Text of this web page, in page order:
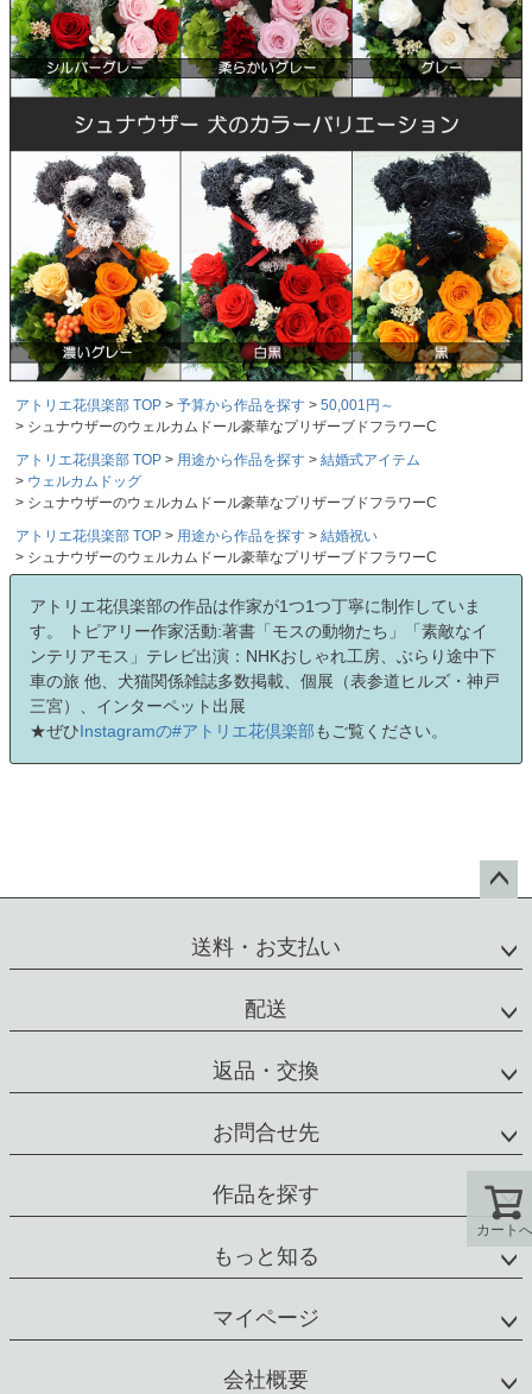
アトリエ花倶楽部 TOP 予算から作品を探す
50,001円～
シュナウザーのウェルカムドール豪華なプリザーブドフラワーC
アトリエ花倶楽部 TOP
用途から作品を探す
結婚式アイテム
ウェルカムドッグ
シュナウザーのウェルカムドール豪華なプリザーブドフラワーC
アトリエ花倶楽部 TOP
用途から作品を探す
結婚祝い
シュナウザーのウェルカムドール豪華なプリザーブドフラワーC
アトリエ花倶楽部の作品は作家が1つ1つ丁寧に制作していま
す。 トピアリー作家活動:著書「モスの動物たち」「素敵なイ
ンテリアモス」テレビ出演：NHKおしゃれ工房、ぶらり途中下
車の旅 他、犬猫関係雑誌多数掲載、個展（表参道ヒルズ・神戸
三宮）、インターペット出展
★ぜひInstagramの#アトリエ花倶楽部もご覧ください。
ップ
送料・お支払い
配送
返品・交換
お問合せ先
作品を探す
もっと知る
マイページ
会社概要
カートへ